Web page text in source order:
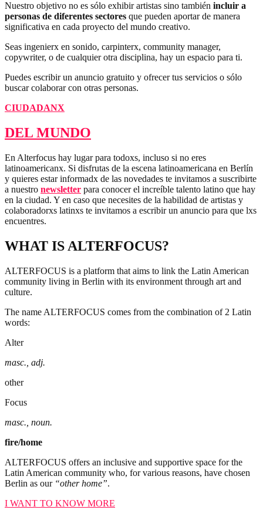
Nuestro objetivo no es sólo exhibir artistas sino también incluir a
personas de diferentes sectores que pueden aportar de manera
significativa en cada proyecto del mundo creativo.
Seas ingenierx en sonido, carpinterx, community manager,
copywriter, o de cualquier otra disciplina, hay un espacio para ti.
Puedes escribir un anuncio gratuito y ofrecer tus servicios o sólo
buscar colaborar con otras personas.
CIUDADANX
DEL MUNDO
En Alterfocus hay lugar para todoxs, incluso si no eres
latinoamericanx. Si disfrutas de la escena latinoamericana en Berlín
y quieres estar informadx de las novedades te invitamos a suscribirte
a nuestro newsletter para conocer el increíble talento latino que hay
en la ciudad. Y en caso que necesites de la habilidad de artistas y
colaboradorxs latinxs te invitamos a escribir un anuncio para que lxs
encuentres.
WHAT IS ALTERFOCUS?
ALTERFOCUS is a platform that aims to link the Latin American
community living in Berlin with its environment through art and
culture.
The name ALTERFOCUS comes from the combination of 2 Latin
words:
Alter
masc., adj.
other
Focus
masc., noun.
fire/home
ALTERFOCUS offers an inclusive and supportive space for the
Latin American community who, for various reasons, have chosen
Berlin as our “other home”.
I WANT TO KNOW MORE